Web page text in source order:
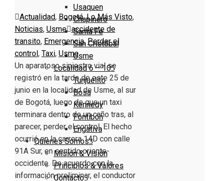
Usaquen
Chapinero
Santa Fe
San Cristóbal
Usme
Localidad 6 – 10
Tunjuelito
Bosa
Kennedy
Fontibón
Engativa
Quienes Somos
Misión & Visión
Principios & Valores
Contacto
Actualidad, Bogotá,Lo Más Visto,
Noticias, Usme accidente de
transito, Emergencia, Perder el
control , Taxi, Usme
Un aparatoso siniestro vial se
registró en la tarde de este 25 de
junio en la localidad de Usme, al sur
de Bogotá, luego de que un taxi
terminara dentro de un caño tras, al
parecer, perder el control. El hecho
ocurrió en la carrera 14D con calle
91A Sur, en sentido oriente-
occidente. De acuerdo con la
información preliminar, el conductor